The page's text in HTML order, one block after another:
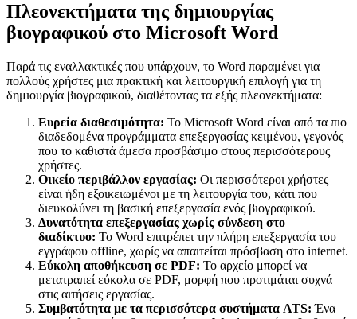
Πλεονεκτήματα της δημιουργίας
βιογραφικού στο Microsoft Word
Παρά τις εναλλακτικές που υπάρχουν, το Word παραμένει για
πολλούς χρήστες μια πρακτική και λειτουργική επιλογή για τη
δημιουργία βιογραφικού, διαθέτοντας τα εξής πλεονεκτήματα:
Ευρεία διαθεσιμότητα: Το Microsoft Word είναι από τα πιο
διαδεδομένα προγράμματα επεξεργασίας κειμένου, γεγονός
που το καθιστά άμεσα προσβάσιμο στους περισσότερους
χρήστες.
Οικείο περιβάλλον εργασίας: Οι περισσότεροι χρήστες
είναι ήδη εξοικειωμένοι με τη λειτουργία του, κάτι που
διευκολύνει τη βασική επεξεργασία ενός βιογραφικού.
Δυνατότητα επεξεργασίας χωρίς σύνδεση στο
διαδίκτυο: Το Word επιτρέπει την πλήρη επεξεργασία του
εγγράφου offline, χωρίς να απαιτείται πρόσβαση στο internet.
Εύκολη αποθήκευση σε PDF: Το αρχείο μπορεί να
μετατραπεί εύκολα σε PDF, μορφή που προτιμάται συχνά
στις αιτήσεις εργασίας.
Συμβατότητα με τα περισσότερα συστήματα ATS: Ένα